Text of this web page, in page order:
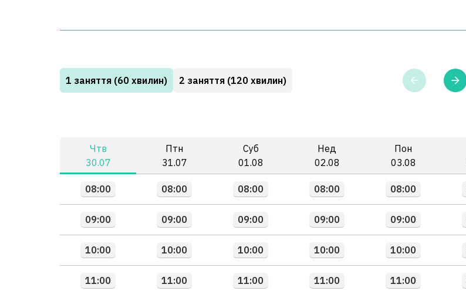
1 заняття (60 хвилин) 2 заняття (120 хвилин)
Чтв
30.07
Птн
31.07
Суб
01.08
Нед
02.08
Пон
03.08
08:00
09:00
10:00
11:00
08:00
09:00
10:00
11:00
08:00
09:00
10:00
11:00
08:00
09:00
10:00
11:00
08:00
09:00
10:00
11:00